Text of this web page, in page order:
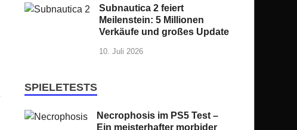
Subnautica 2 feiert
Meilenstein: 5 Millionen
Verkäufe und großes Update
10. Juli 2026
SPIELETESTS
Necrophosis im PS5 Test –
Ein meisterhafter morbider